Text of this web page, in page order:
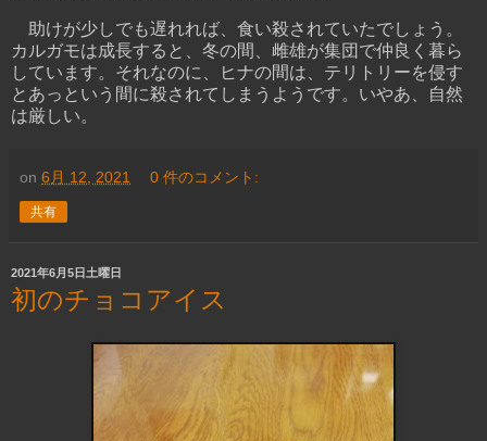
助けが少しでも遅れれば、食い殺されていたでしょう。
カルガモは成長すると、冬の間、雌雄が集団で仲良く暮ら
しています。それなのに、ヒナの間は、テリトリーを侵す
とあっという間に殺されてしまうようです。いやあ、自然
は厳しい。
on 6月 12, 2021 0 件のコメント:
共有
2021年6月5日土曜日
初のチョコアイス